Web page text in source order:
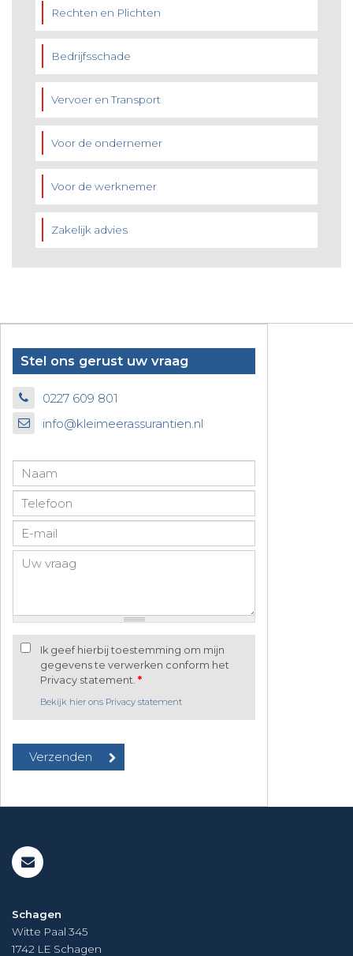
Rechten en Plichten
Bedrijfsschade
Vervoer en Transport
Voor de ondernemer
Voor de werknemer
Zakelijk advies
Stel ons gerust uw vraag
0227 609 801
info@kleimeerassurantien.nl
Ik geef hierbij toestemming om mijn
gegevens te verwerken conform het
Privacy statement. *
Bekijk hier ons Privacy statement
Schagen
Witte Paal 345
1742 LE Schagen